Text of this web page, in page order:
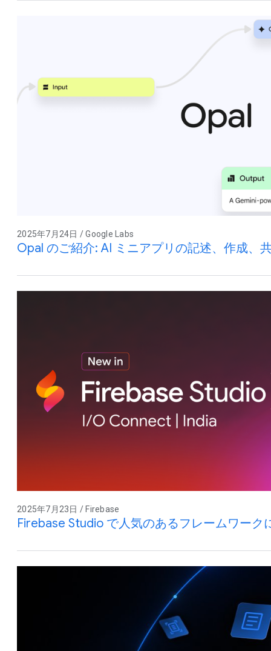
2025年7月24日 / Google Labs
Opal のご紹介: AI ミニアプリの記述、作成、
2025年7月23日 / Firebase
Firebase Studio で人気のあるフレームワーク